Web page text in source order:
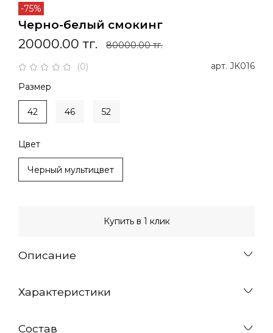
-75%
(0) арт. JK016
Черно-белый смокинг
20000.00 тг. 80000.00 тг.
Купить в 1 клик
Размер
42 46 52
Цвет
Черный мультицвет
Описание
Характеристики
Состав